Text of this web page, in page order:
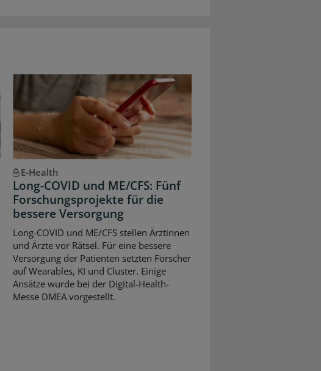
E-Health
Long-COVID und ME/CFS: Fünf
Forschungsprojekte für die
bessere Versorgung
Long-COVID und ME/CFS stellen Ärztinnen
und Ärzte vor Rätsel. Für eine bessere
Versorgung der Patienten setzten Forscher
auf Wearables, KI und Cluster. Einige
Ansätze wurde bei der Digital-Health-
Messe DMEA vorgestellt.